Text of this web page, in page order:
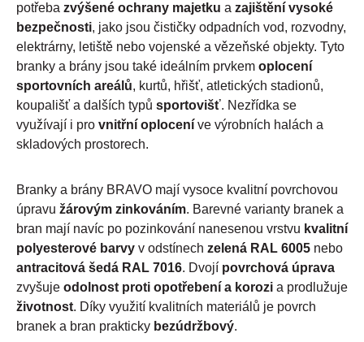
potřeba zvýšené ochrany majetku a zajištění vysoké
bezpečnosti, jako jsou čističky odpadních vod, rozvodny,
elektrárny, letiště nebo vojenské a vězeňské objekty. Tyto
branky a brány jsou také ideálním prvkem oplocení
sportovních areálů, kurtů, hřišť, atletických stadionů,
koupališť a dalších typů sportovišť. Nezřídka se
využívají i pro vnitřní oplocení ve výrobních halách a
skladových prostorech.
Branky a brány BRAVO mají vysoce kvalitní povrchovou
úpravu žárovým zinkováním. Barevné varianty branek a
bran mají navíc po pozinkování nanesenou vrstvu kvalitní
polyesterové barvy v odstínech zelená RAL 6005 nebo
antracitová šedá RAL 7016. Dvojí povrchová úprava
zvyšuje odolnost proti opotřebení a korozi a prodlužuje
životnost. Díky využití kvalitních materiálů je povrch
branek a bran prakticky bezúdržbový.